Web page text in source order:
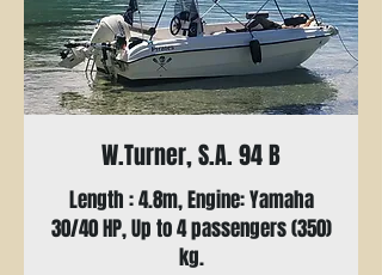
W.Turner, S.A. 94 B
Length : 4.8m, Engine: Yamaha
30/40 HP, Up to 4 passengers (350)
kg.